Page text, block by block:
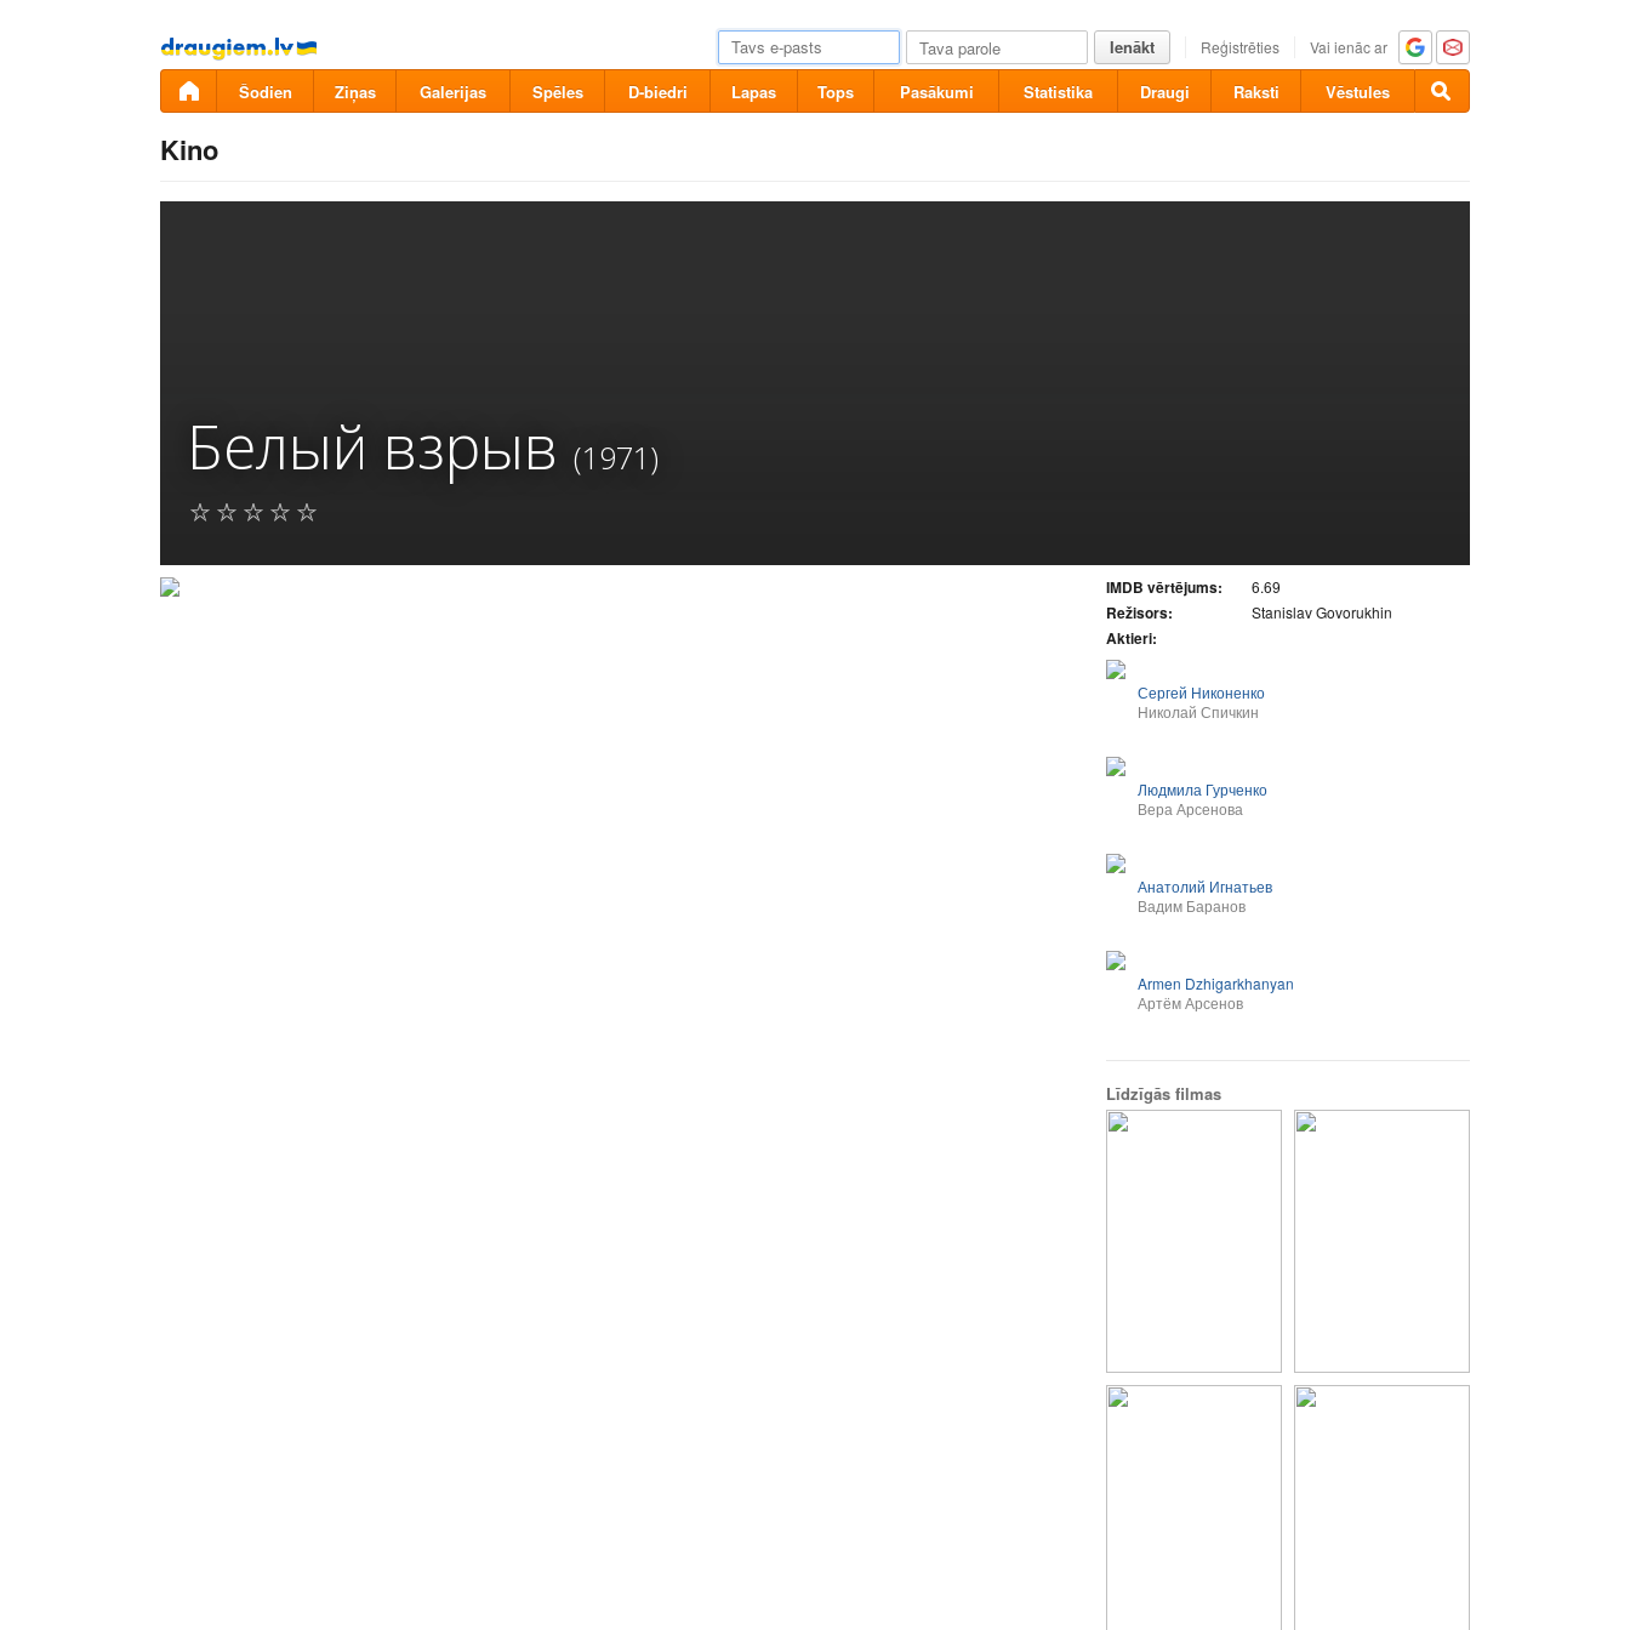
Pāriet
uz
saturu
Ienākt Reģistrēties Vai ienāc ar
Šodien Ziņas Galerijas Spēles D-biedri Lapas Tops Pasākumi Statistika Draugi Raksti Vēstules
Kino
Белый взрыв (1971)
IMDB vērtējums: 6.69
Režisors: Stanislav Govorukhin
Aktieri:
Сергей Никоненко
Николай Спичкин
Людмила Гурченко
Вера Арсенова
Анатолий Игнатьев
Вадим Баранов
Armen Dzhigarkhanyan
Артём Арсенов
Līdzīgās filmas